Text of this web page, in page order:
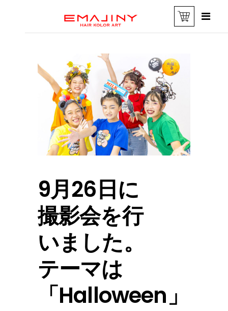
9月26日に
撮影会を行
いました。
テーマは
「Halloween」